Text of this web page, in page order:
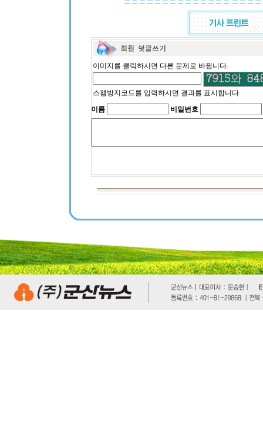
이미지를 클릭하시면 다른 문제로 바뀝니다.
스팸방지코드를 입력하시면 결과를 표시합니다.
이름
비밀번호